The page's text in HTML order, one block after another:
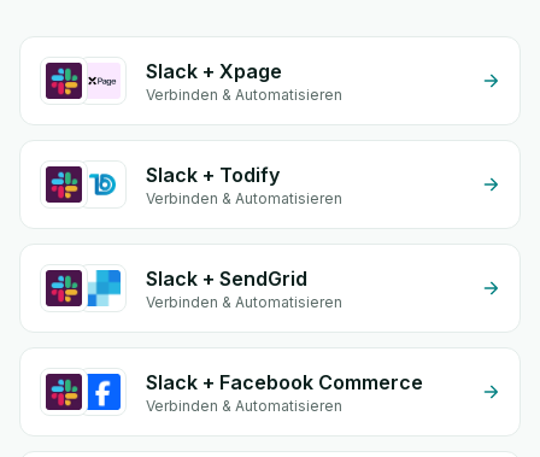
Slack + Xpage
Verbinden & Automatisieren
Slack + Todify
Verbinden & Automatisieren
Slack + SendGrid
Verbinden & Automatisieren
Slack + Facebook Commerce
Verbinden & Automatisieren